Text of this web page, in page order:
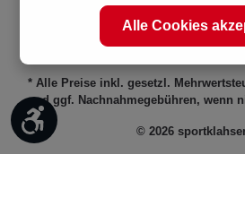
© 2026
* Alle Preise inkl. gesetzl.
und ggf. Nachnahmegebühren, wenn
Werkzeugleiste anzeigen
Alle Cookies